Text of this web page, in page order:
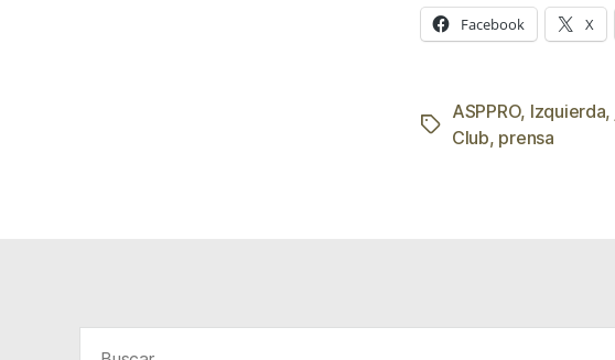
Facebook X
Etiquetas
ASPPRO, Izquierda,
Club, prensa